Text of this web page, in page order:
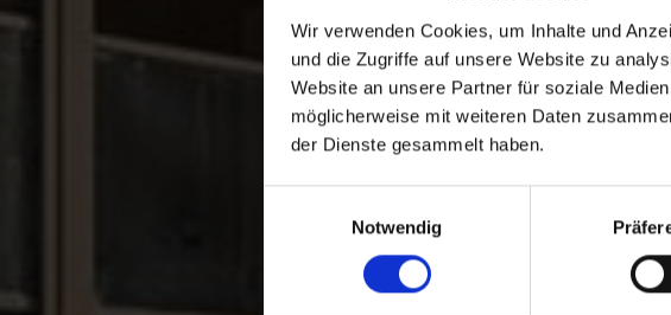
Wir verwenden Cookies, um Inhalte und
und die Zugriffe auf unsere Website zu
Website an unsere Partner für soziale
möglicherweise mit weiteren Daten
der Dienste gesammelt haben.
Notwendig